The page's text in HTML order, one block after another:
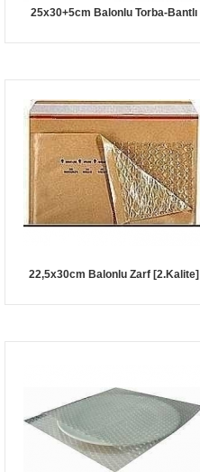
25x30+5cm Balonlu Torba-Bantlı
22,5x30cm Balonlu Zarf [2.Kalite]